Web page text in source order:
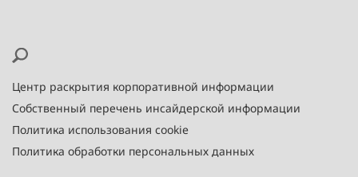
Центр раскрытия корпоративной информации
Собственный перечень инсайдерской информации
Политика использования cookie
Политика обработки персональных данных